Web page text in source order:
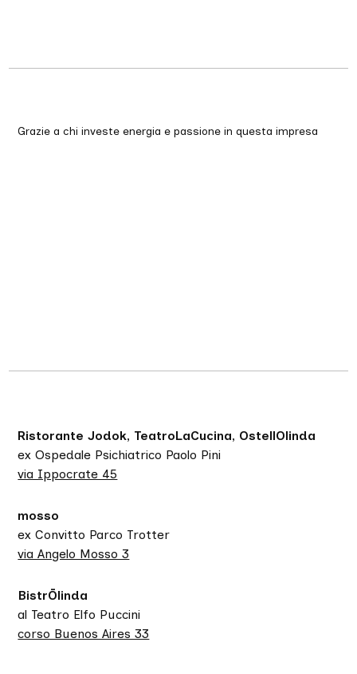
Grazie a chi investe energia e passione in questa impresa
Ristorante Jodok, TeatroLaCucina, OstellOlinda
ex Ospedale Psichiatrico Paolo Pini
via Ippocrate 45
mosso
ex Convitto Parco Trotter
via Angelo Mosso 3
BistrŌlinda
al Teatro Elfo Puccini
corso Buenos Aires 33